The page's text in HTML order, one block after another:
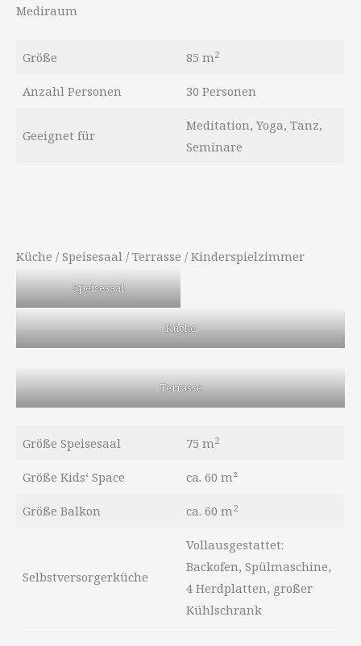
Mediraum
Größe 85 m2
Anzahl Personen 30 Personen
Geeignet für
Meditation, Yoga, Tanz,
Seminare
Küche / Speisesaal / Terrasse / Kinderspielzimmer
Speisesaal
Küche
Terrasse
Größe Speisesaal 75 m2
Größe Kids‘ Space ca. 60 m²
Größe Balkon ca. 60 m2
Selbstversorgerküche
Vollausgestattet:
Backofen, Spülmaschine,
4 Herdplatten, großer
Kühlschrank